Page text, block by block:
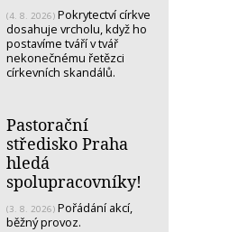
(4. 8. 2026) Pokrytectví církve
dosahuje vrcholu, když ho
postavíme tváří v tvář
nekonečnému řetězci
církevních skandálů.
Pastorační
středisko Praha
hledá
spolupracovníky!
(3. 8. 2026) Pořádání akcí,
běžný provoz.